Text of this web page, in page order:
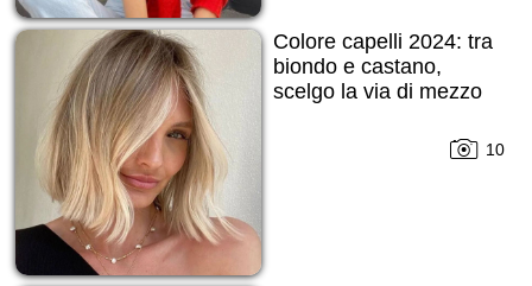
Colore capelli 2024: tra
biondo e castano,
scelgo la via di mezzo
10